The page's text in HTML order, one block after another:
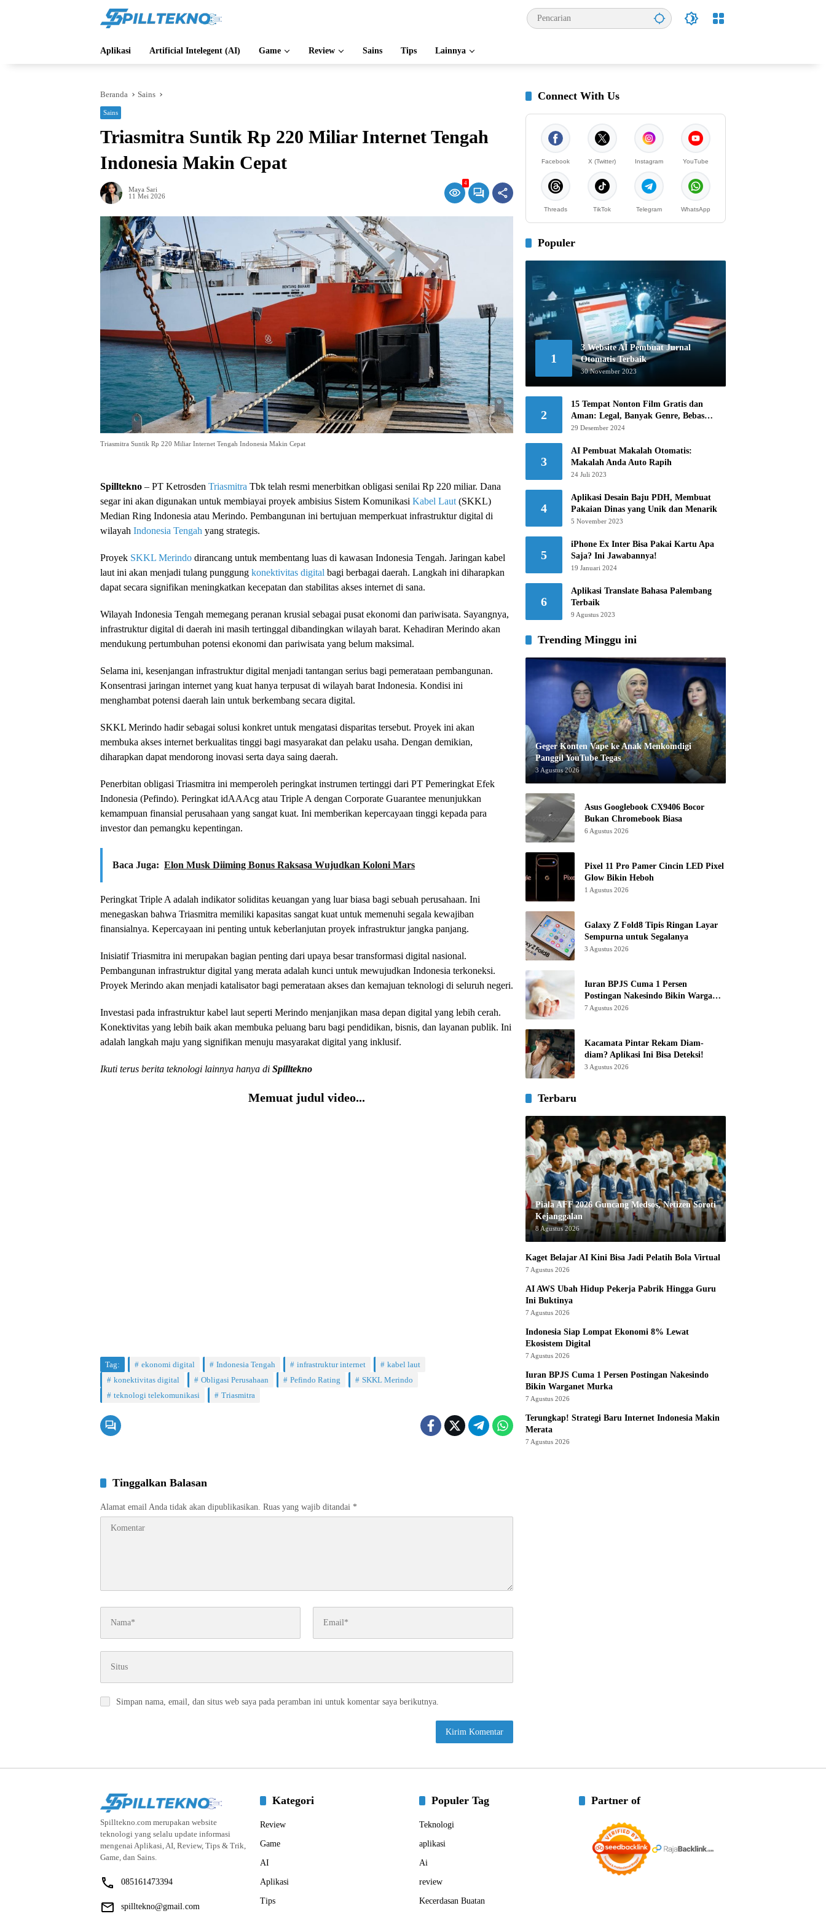
Aplikasi Artificial Intelegent (AI) Game Review Sains Tips Lainnya
Beranda Sains
Sains
Triasmitra Suntik Rp 220 Miliar Internet Tengah
Indonesia Makin Cepat
Maya Sari
11 Mei 2026
4
Triasmitra Suntik Rp 220 Miliar Internet Tengah Indonesia Makin Cepat
Spilltekno – PT Ketrosden Triasmitra Tbk telah resmi menerbitkan obligasi senilai Rp 220 miliar. Dana
segar ini akan digunakan untuk membiayai proyek ambisius Sistem Komunikasi Kabel Laut (SKKL)
Median Ring Indonesia atau Merindo. Pembangunan ini bertujuan memperkuat infrastruktur digital di
wilayah Indonesia Tengah yang strategis.
Proyek SKKL Merindo dirancang untuk membentang luas di kawasan Indonesia Tengah. Jaringan kabel
laut ini akan menjadi tulang punggung konektivitas digital bagi berbagai daerah. Langkah ini diharapkan
dapat secara signifikan meningkatkan kecepatan dan stabilitas akses internet di sana.
Wilayah Indonesia Tengah memegang peranan krusial sebagai pusat ekonomi dan pariwisata. Sayangnya,
infrastruktur digital di daerah ini masih tertinggal dibandingkan wilayah barat. Kehadiran Merindo akan
mendukung pertumbuhan potensi ekonomi dan pariwisata yang belum maksimal.
Selama ini, kesenjangan infrastruktur digital menjadi tantangan serius bagi pemerataan pembangunan.
Konsentrasi jaringan internet yang kuat hanya terpusat di wilayah barat Indonesia. Kondisi ini
menghambat potensi daerah lain untuk berkembang secara digital.
SKKL Merindo hadir sebagai solusi konkret untuk mengatasi disparitas tersebut. Proyek ini akan
membuka akses internet berkualitas tinggi bagi masyarakat dan pelaku usaha. Dengan demikian,
diharapkan dapat mendorong inovasi serta daya saing daerah.
Penerbitan obligasi Triasmitra ini memperoleh peringkat instrumen tertinggi dari PT Pemeringkat Efek
Indonesia (Pefindo). Peringkat idAAAcg atau Triple A dengan Corporate Guarantee menunjukkan
kemampuan finansial perusahaan yang sangat kuat. Ini memberikan kepercayaan tinggi kepada para
investor dan pemangku kepentingan.
Baca Juga: Elon Musk Diiming Bonus Raksasa Wujudkan Koloni Mars
Peringkat Triple A adalah indikator soliditas keuangan yang luar biasa bagi sebuah perusahaan. Ini
menegaskan bahwa Triasmitra memiliki kapasitas sangat kuat untuk memenuhi segala kewajiban
finansialnya. Kepercayaan ini penting untuk keberlanjutan proyek infrastruktur jangka panjang.
Inisiatif Triasmitra ini merupakan bagian penting dari upaya besar transformasi digital nasional.
Pembangunan infrastruktur digital yang merata adalah kunci untuk mewujudkan Indonesia terkoneksi.
Proyek Merindo akan menjadi katalisator bagi pemerataan akses dan kemajuan teknologi di seluruh negeri.
Investasi pada infrastruktur kabel laut seperti Merindo menjanjikan masa depan digital yang lebih cerah.
Konektivitas yang lebih baik akan membuka peluang baru bagi pendidikan, bisnis, dan layanan publik. Ini
adalah langkah maju yang signifikan menuju masyarakat digital yang inklusif.
Ikuti terus berita teknologi lainnya hanya di Spilltekno
Memuat judul video...
Tag: ekonomi digital Indonesia Tengah infrastruktur internet
kabel laut
konektivitas digital
Obligasi Perusahaan Pefindo Rating
SKKL Merindo
teknologi telekomunikasi
Triasmitra
Tinggalkan Balasan
Alamat email Anda tidak akan dipublikasikan. Ruas yang wajib ditandai *
Simpan nama, email, dan situs web saya pada peramban ini untuk komentar saya berikutnya.
Connect With Us
Facebook X (Twitter) Instagram YouTube
Threads TikTok Telegram WhatsApp
Populer
1
3 Website AI Pembuat Jurnal
Otomatis Terbaik
30 November 2023
2
15 Tempat Nonton Film Gratis dan
Aman: Legal, Banyak Genre, Bebas
Khawatir!
29 Desember 2024
3
AI Pembuat Makalah Otomatis:
Makalah Anda Auto Rapih
24 Juli 2023
4
Aplikasi Desain Baju PDH, Membuat
Pakaian Dinas yang Unik dan Menarik
5 November 2023
5
iPhone Ex Inter Bisa Pakai Kartu Apa
Saja? Ini Jawabannya!
19 Januari 2024
6
Aplikasi Translate Bahasa Palembang
Terbaik
9 Agustus 2023
Trending Minggu ini
Geger Konten Vape ke Anak Menkomdigi
Panggil YouTube Tegas
3 Agustus 2026
Asus Googlebook CX9406 Bocor
Bukan Chromebook Biasa
6 Agustus 2026
Pixel 11 Pro Pamer Cincin LED Pixel
Glow Bikin Heboh
1 Agustus 2026
Galaxy Z Fold8 Tipis Ringan Layar
Sempurna untuk Segalanya
3 Agustus 2026
Iuran BPJS Cuma 1 Persen
Postingan Nakesindo Bikin Warganet
Murka
7 Agustus 2026
Kacamata Pintar Rekam Diam-
diam? Aplikasi Ini Bisa Deteksi!
3 Agustus 2026
Terbaru
Piala AFF 2026 Guncang Medsos, Netizen Soroti
Kejanggalan
8 Agustus 2026
Kaget Belajar AI Kini Bisa Jadi Pelatih Bola Virtual
7 Agustus 2026
AI AWS Ubah Hidup Pekerja Pabrik Hingga Guru
Ini Buktinya
7 Agustus 2026
Indonesia Siap Lompat Ekonomi 8% Lewat
Ekosistem Digital
7 Agustus 2026
Iuran BPJS Cuma 1 Persen Postingan Nakesindo
Bikin Warganet Murka
7 Agustus 2026
Terungkap! Strategi Baru Internet Indonesia Makin
Merata
7 Agustus 2026
Spilltekno.com merupakan website
teknologi yang selalu update informasi
mengenai Aplikasi, AI, Review, Tips & Trik,
Game, dan Sains.
085161473394
spilltekno@gmail.com
Kategori
Review
Game
AI
Aplikasi
Tips
Populer Tag
Teknologi
aplikasi
Ai
review
Kecerdasan Buatan
Partner of